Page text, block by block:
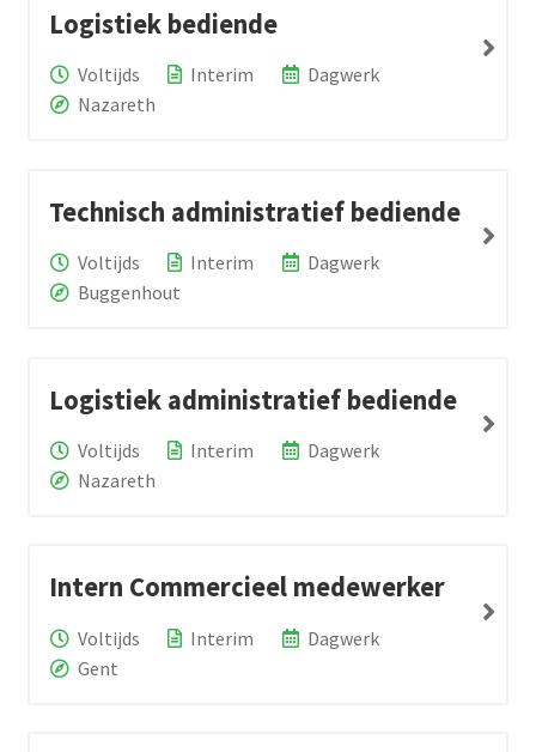
Logistiek bediende
Voltijds Interim
Dagwerk
Nazareth
Technisch administratief bediende
Voltijds Interim
Dagwerk
Buggenhout
Logistiek administratief bediende
Voltijds Interim
Dagwerk
Nazareth
Intern Commercieel medewerker
Voltijds Interim
Dagwerk
Gent